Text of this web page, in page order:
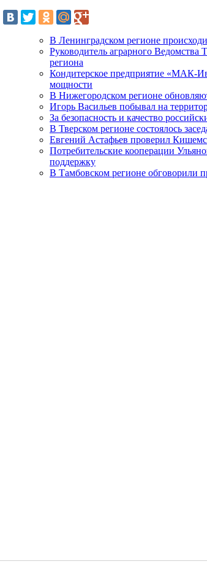
В Ленинградском регионе
Руководитель аграрного Ведомства
региона
Кондитерское предприятие «МАК-
мощности
В Нижегородском регионе
Игорь Васильев побывал на
За безопасность и качество
В Тверском регионе состоялось
Евгений Астафьев проверил
Потребительские кооперации
поддержку
В Тамбовском регионе обговорили